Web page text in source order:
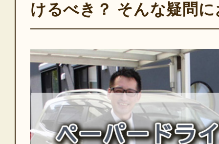
けるべき？ そんな疑問